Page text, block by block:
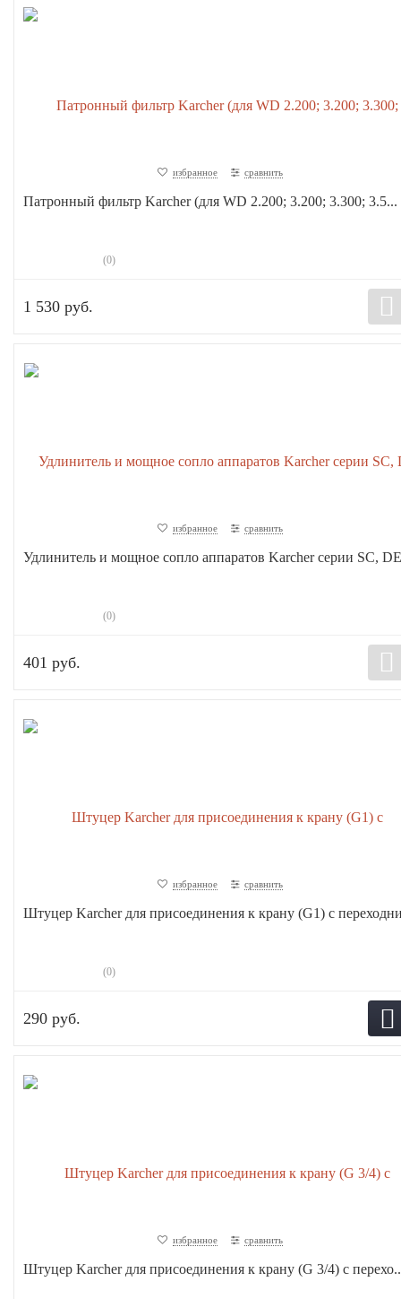
избранное сравнить
Патронный фильтр Karcher (для WD 2.200; 3.200; 3.300; 3.5...
(0)
1 530 руб.
избранное сравнить
Удлинитель и мощное сопло аппаратов Karcher серии SC, DE
(0)
401 руб.
избранное сравнить
Штуцер Karcher для присоединения к крану (G1) с
(0)
290 руб.
избранное сравнить
Штуцер Karcher для присоединения к крану (G 3/4) с